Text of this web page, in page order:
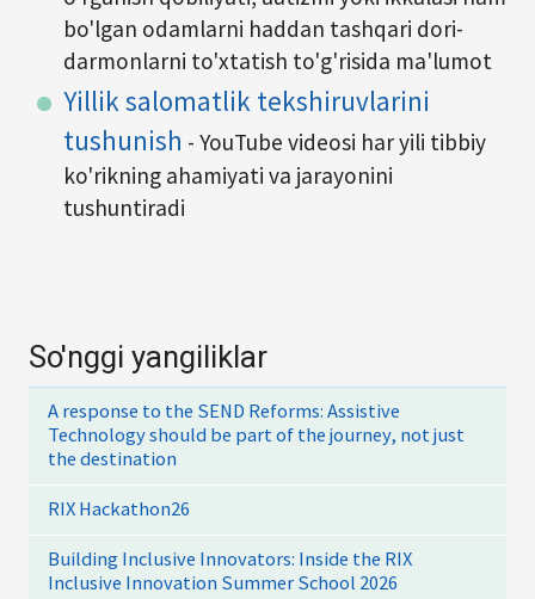
bo'lgan odamlarni haddan tashqari dori-
darmonlarni to'xtatish to'g'risida ma'lumot
Yillik salomatlik tekshiruvlarini
tushunish - YouTube videosi har yili tibbiy
ko'rikning ahamiyati va jarayonini
tushuntiradi
So'nggi yangiliklar
A response to the SEND Reforms: Assistive
Technology should be part of the journey, not just
the destination
RIX Hackathon26
Building Inclusive Innovators: Inside the RIX
Inclusive Innovation Summer School 2026